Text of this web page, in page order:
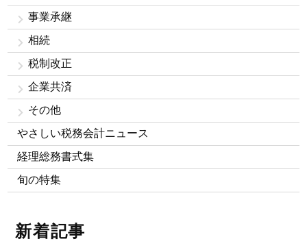
事業承継
相続
税制改正
企業共済
その他
やさしい税務会計ニュース
経理総務書式集
旬の特集
新着記事